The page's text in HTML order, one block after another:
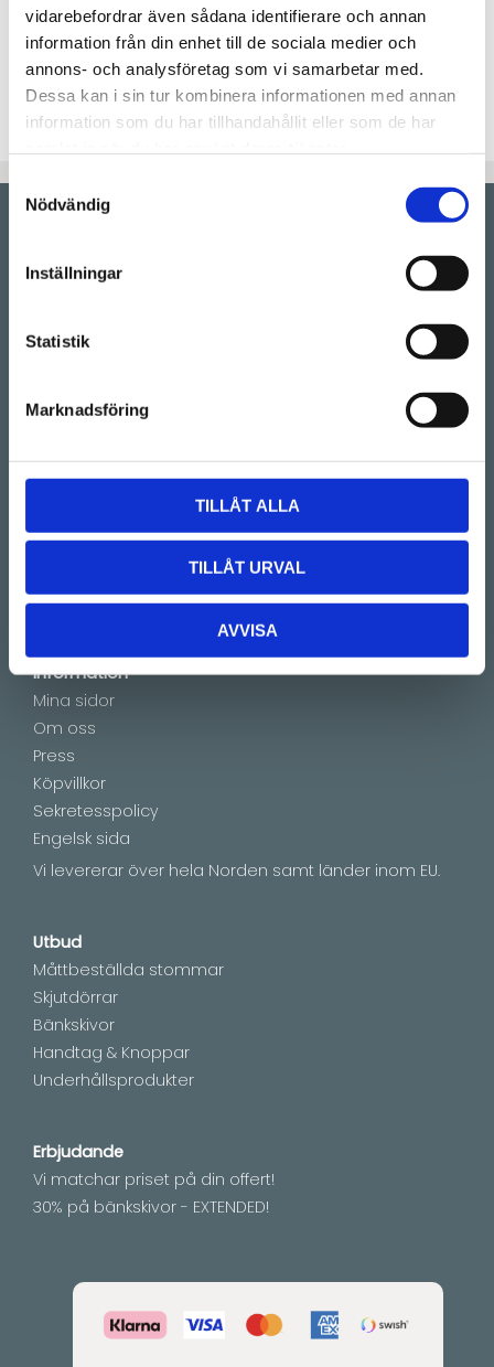
vidarebefordrar även sådana identifierare och annan
information från din enhet till de sociala medier och
annons- och analysföretag som vi samarbetar med.
Dessa kan i sin tur kombinera informationen med annan
information som du har tillhandahållit eller som de har
Samtyckesval
Nödvändig
Inställningar
Statistik
Marknadsföring
TILLÅT ALLA
TILLÅT URVAL
AVVISA
Artikelnr
RAMSES60x100v3
Kökslucka med ram i modellen "Ramses", lackas i
valfri färg utan extra kostnad.
Rörstrandsgatan 17, 113 41 Stockholm
Instagram.
Montageinstruktioner
Showroom by appointment
Information
Mina sidor
Om oss
Press
Köpvillkor
Sekretesspolicy
Engelsk sida
Vi levererar över hela Norden samt länder inom EU.
Utbud
Måttbeställda stommar
Skjutdörrar
Bänkskivor
Handtag & Knoppar
Underhållsprodukter
Erbjudande
Vi matchar priset på din offert!
30% på bänkskivor - EXTENDED!